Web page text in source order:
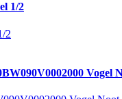
1/2
2
Vogel